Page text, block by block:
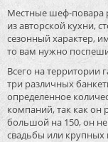
Местные шеф-повара
из авторской кухни,
сезонный характер,
то вам нужно
Всего на территории
три различных
определенное
компаний, так как он
большой на 150, он
свадьбы или крупных